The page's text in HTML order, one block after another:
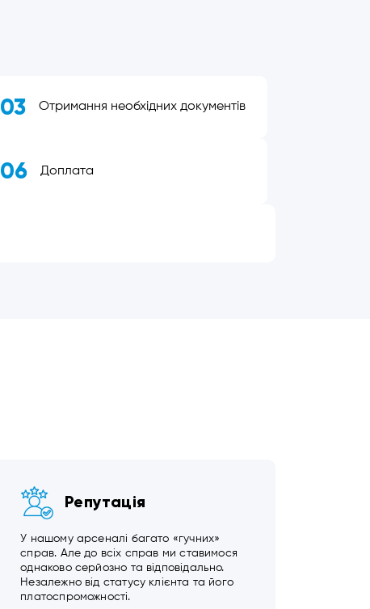
03 Отримання необхідних документів
06 Доплата
Репутація
У нашому арсеналі багато «гучних»
справ. Але до всіх справ ми ставимося
однаково серйозно та відповідально.
Незалежно від статусу клієнта та його
платоспроможності.